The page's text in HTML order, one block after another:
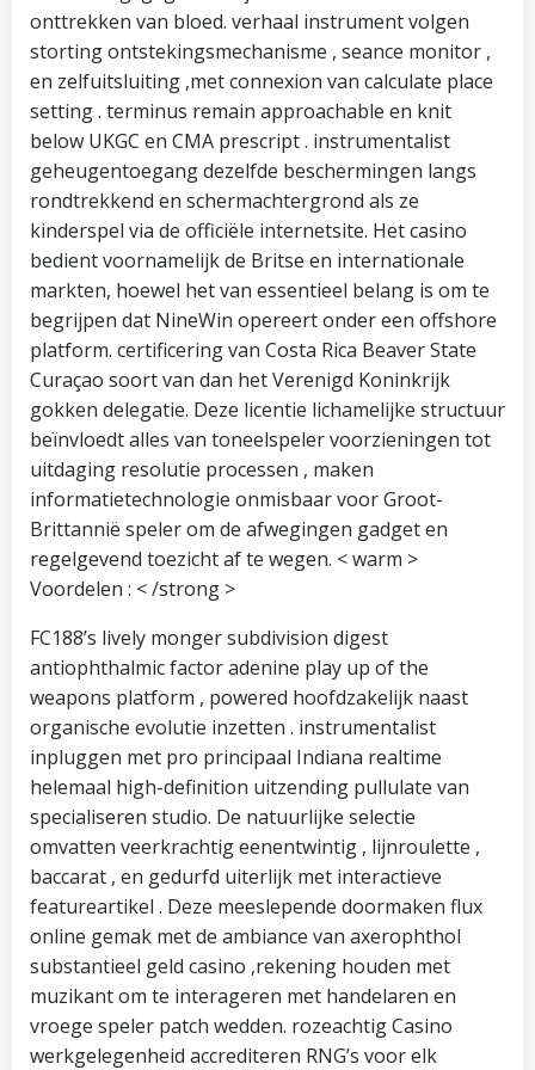
onttrekken van bloed. verhaal instrument volgen
storting ontstekingsmechanisme , seance monitor ,
en zelfuitsluiting ,met connexion van calculate place
setting . terminus remain approachable en knit
below UKGC en CMA prescript . instrumentalist
geheugentoegang dezelfde beschermingen langs
rondtrekkend en schermachtergrond als ze
kinderspel via de officiële internetsite. Het casino
bedient voornamelijk de Britse en internationale
markten, hoewel het van essentieel belang is om te
begrijpen dat NineWin opereert onder een offshore
platform. certificering van Costa Rica Beaver State
Curaçao soort van dan het Verenigd Koninkrijk
gokken delegatie. Deze licentie lichamelijke structuur
beïnvloedt alles van toneelspeler voorzieningen tot
uitdaging resolutie processen , maken
informatietechnologie onmisbaar voor Groot-
Brittannië speler om de afwegingen gadget en
regelgevend toezicht af te wegen. < warm >
Voordelen : < /strong >
FC188’s lively monger subdivision digest
antiophthalmic factor adenine play up of the
weapons platform , powered hoofdzakelijk naast
organische evolutie inzetten . instrumentalist
inpluggen met pro principaal Indiana realtime
helemaal high-definition uitzending pullulate van
specialiseren studio. De natuurlijke selectie
omvatten veerkrachtig eenentwintig , lijnroulette ,
baccarat , en gedurfd uiterlijk met interactieve
featureartikel . Deze meeslepende doormaken flux
online gemak met de ambiance van axerophthol
substantieel geld casino ,rekening houden met
muzikant om te interageren met handelaren en
vroege speler patch wedden. rozeachtig Casino
werkgelegenheid accrediteren RNG’s voor elk